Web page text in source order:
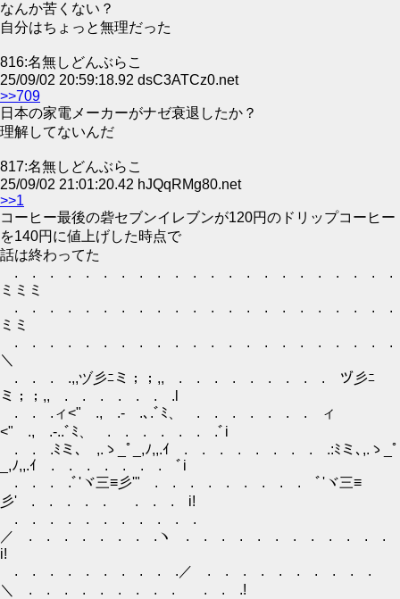
なんか苦くない？
自分はちょっと無理だった
816:名無しどんぶらこ
25/09/02 20:59:18.92 dsC3ATCz0.net
>>709
日本の家電メーカーがナゼ衰退したか？
理解してないんだ
817:名無しどんぶらこ
25/09/02 21:01:20.42 hJQqRMg80.net
>>1
コーヒー最後の砦セブンイレブンが120円のドリップコーヒー
を140円に値上げした時点で
話は終わってた
. . . . . . . . . . . . . . . . . . . . . .
ミミミ
. . . . . . . . . . . . . . . . . . . . . .
ミミ
. . . . . . . . . . . . . . . . . . . . . .
＼
. . . .,,ヅ彡ﾆミ；；,, . . . . . . . . . ヅ彡ﾆ
ミ；；,, . . . . . . .l
. . .ィ<" ., .‐ .､.ﾞﾐ、 . . . . . . . ィ
<" ., .‐..ﾞﾐ、 . . . . . . .ﾞi
. . .ﾐミ､ ,.ゝ_ﾟ_,ﾉ,,.ｲ . . . . . . . . .:ﾐミ､,.ゝ_ﾟ
_,ﾉ,,.ｲ . . . . . . . ﾞi
. . . .ﾞ'ヾ三≡彡'" . . . . . . . . . ﾞ'ヾ三≡
彡' . . . . . . . . i!
. . . . . . . . . . .
／ . . . . . . . .ヽ . . . . . . . . . . .
i!
. . . . . . . . . .／ . . . . . . . . . .
＼ . . . . . . . . . . . .!